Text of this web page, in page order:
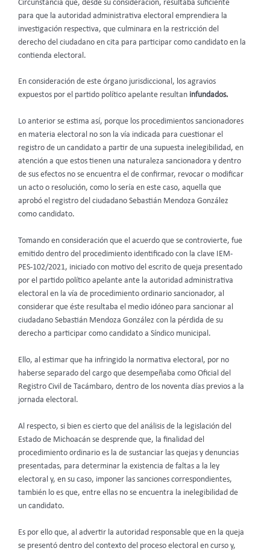
Circunstancia que, desde su consideración, resultaba suficiente
para que la autoridad administrativa electoral emprendiera la
investigación respectiva, que culminara en la restricción del
derecho del ciudadano en cita para participar como candidato en la
contienda electoral.
En consideración de este órgano jurisdiccional, los agravios
expuestos por el partido político apelante resultan infundados.
Lo anterior se estima así, porque los procedimientos sancionadores
en materia electoral no son la vía indicada para cuestionar el
registro de un candidato a partir de una supuesta inelegibilidad, en
atención a que estos tienen una naturaleza sancionadora y dentro
de sus efectos no se encuentra el de confirmar, revocar o modificar
un acto o resolución, como lo sería en este caso, aquella que
aprobó el registro del ciudadano Sebastián Mendoza González
como candidato.
Tomando en consideración que el acuerdo que se controvierte, fue
emitido dentro del procedimiento identificado con la clave IEM-
PES-102/2021, iniciado con motivo del escrito de queja presentado
por el partido político apelante ante la autoridad administrativa
electoral en la vía de procedimiento ordinario sancionador, al
considerar que éste resultaba el medio idóneo para sancionar al
ciudadano Sebastián Mendoza González con la pérdida de su
derecho a participar como candidato a Síndico municipal.
Ello, al estimar que ha infringido la normativa electoral, por no
haberse separado del cargo que desempeñaba como Oficial del
Registro Civil de Tacámbaro, dentro de los noventa días previos a la
jornada electoral.
Al respecto, si bien es cierto que del análisis de la legislación del
Estado de Michoacán se desprende que, la finalidad del
procedimiento ordinario es la de sustanciar las quejas y denuncias
presentadas, para determinar la existencia de faltas a la ley
electoral y, en su caso, imponer las sanciones correspondientes,
también lo es que, entre ellas no se encuentra la inelegibilidad de
un candidato.
Es por ello que, al advertir la autoridad responsable que en la queja
se presentó dentro del contexto del proceso electoral en curso y,